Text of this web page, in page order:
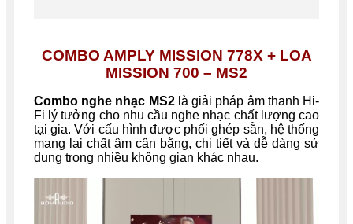
COMBO AMPLY MISSION 778X + LOA
MISSION 700 – MS2
Combo nghe nhạc MS2là giải pháp âm thanh Hi-
Fi lý tưởng cho nhu cầu nghe nhạc chất lượng cao
tại gia. Với cấu hình được phối ghép sẵn, hệ thống
mang lại chất âm cân bằng, chi tiết và dễ dàng sử
dụng trong nhiều không gian khác nhau.